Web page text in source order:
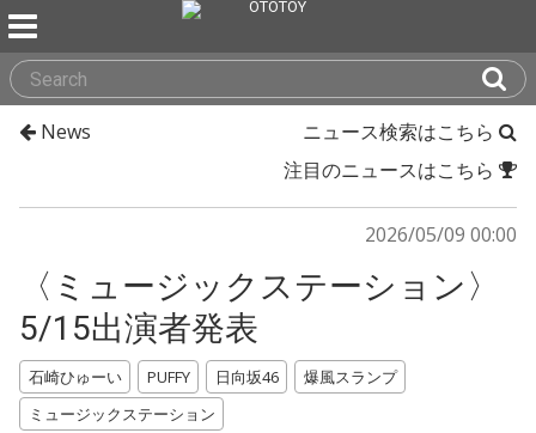
News
ニュース検索はこちら
注目のニュースはこちら
2026/05/09 00:00
〈ミュージックステーション〉
5/15出演者発表
石崎ひゅーい PUFFY 日向坂46
爆風スランプ
ミュージックステーション